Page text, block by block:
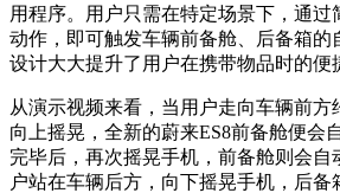
用程序。用户只需在特定场景下，通
动作，即可触发车辆前备舱、后备箱的
设计大大提升了用户在携带物品时的便
从演示视频来看，当用户走向车辆前方
向上摇晃，全新的蔚来ES8前备舱便会
完毕后，再次摇晃手机，前备舱则会自
户站在车辆后方，向下摇晃手机，后备